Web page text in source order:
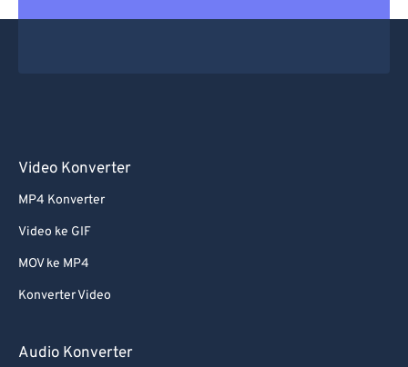
Video Konverter
MP4 Konverter
Video ke GIF
MOV ke MP4
Konverter Video
Audio Konverter